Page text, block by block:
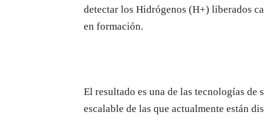
detectar los Hidrógenos (H+) liberados
en formación.
El resultado es una de las tecnologías
escalable de las que actualmente están